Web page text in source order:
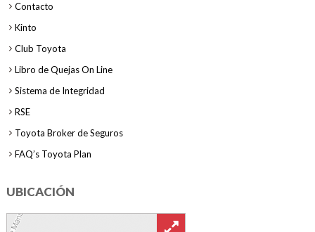
Contacto
Kinto
Club Toyota
Libro de Quejas On Line
Sistema de Integridad
RSE
Toyota Broker de Seguros
FAQ’s Toyota Plan
UBICACIÓN